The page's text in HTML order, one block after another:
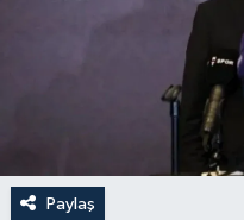
Paylaş